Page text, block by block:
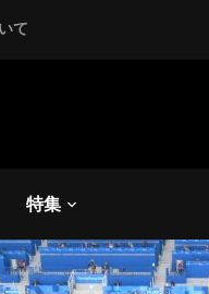
て
特集
平昌パラリンピック
】未来